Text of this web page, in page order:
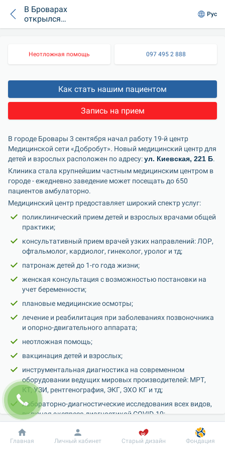
В Броварах
открылся
медицинский центр
Рус
Неотложная помощь 097 495 2 888
Как стать нашим пациентом
Запись на прием
В городе Бровары 3 сентября начал работу 19-й центр
Медицинской сети «Добробут». Новый медицинский центр для
детей и взрослых расположен по адресу: ул. Киевская, 221 Б.
Клиника стала крупнейшим частным медицинским центром в
городе - ежедневно заведение может посещать до 650
пациентов амбулаторно.
Медицинский центр предоставляет широкий спектр услуг:
поликлинический прием детей и взрослых врачами общей
практики;
консультативный прием врачей узких направлений: ЛОР,
офтальмолог, кардиолог, гинеколог, уролог и тд;
патронаж детей до 1-го года жизни;
женская консультация с возможностью постановки на
учет беременности;
плановые медицинские осмотры;
лечение и реабилитация при заболеваниях позвоночника
и опорно-двигательного аппарата;
неотложная помощь;
вакцинация детей и взрослых;
инструментальная диагностика на современном
оборудовании ведущих мировых производителей: МРТ,
КТ, УЗИ, рентгенография, ЭКГ, ЭХО КГ и тд;
лабораторно-диагностические исследования всех видов,
включая экспресс-диагностикой COVID-19;
также в центре работают аптека и оптика.
Добробут Информация Пациенту
Главная Личный кабинет Старый дизайн Фондация